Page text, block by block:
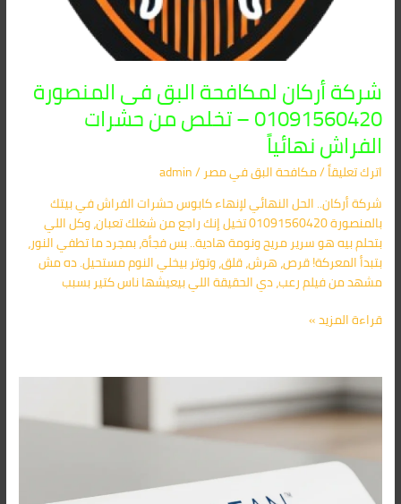
شركة أركان لمكافحة البق فى المنصورة
01091560420 – تخلص من حشرات
الفراش نهائياً
اترك تعليقاً/مكافحة البق​ في مصر/
admin
شركة أركان.. الحل النهائي لإنهاء كابوس حشرات الفراش في بيتك
بالمنصورة 01091560420 تخيل إنك راجع من شغلك تعبان، وكل اللي
بتحلم بيه هو سرير مريح ونومة هادية.. بس فجأة، بمجرد ما تطفي النور،
بتبدأ المعركة! قرص، هرش، قلق، وتوتر بيخلي النوم مستحيل. ده مش
مشهد من فيلم رعب، دي الحقيقة اللي بيعيشها ناس كتير بسبب
قراءة المزيد »
شركة
أركان
لمكافحة
مصر: